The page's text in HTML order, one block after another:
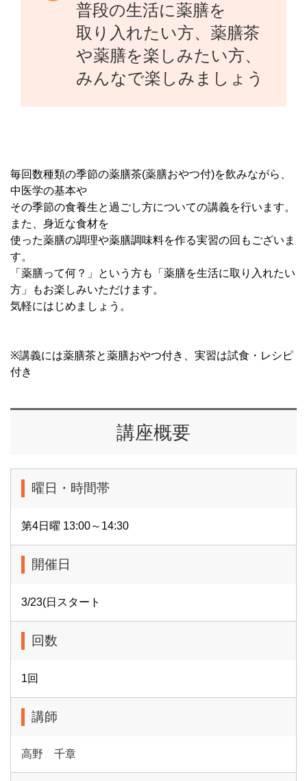
普段の生活に薬膳を
取り入れたい方、薬膳茶
や薬膳を楽しみたい方、
みんなで楽しみましょう
毎回数種類の季節の薬膳茶(薬膳おやつ付)を飲みながら、
中医学の基本や
その季節の食養生と過ごし方についての講義を行います。
また、身近な食材を
使った薬膳の調理や薬膳調味料を作る実習の回もございま
す。
「薬膳って何？」という方も「薬膳を生活に取り入れたい
方」もお楽しみいただけます。
気軽にはじめましょう。
※講義には薬膳茶と薬膳おやつ付き、実習は試食・レシピ
付き
講座概要
曜日・時間帯
第4日曜 13:00～14:30
開催日
3/23(日スタート
回数
1回
講師
高野 千章